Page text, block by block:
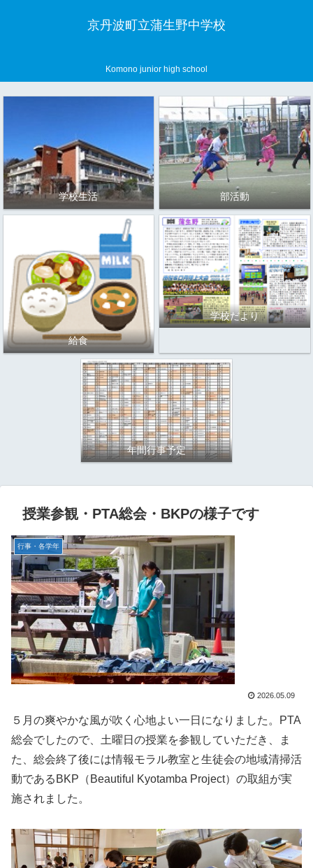
京丹波町立蒲生野中学校
Komono junior high school
学校生活 部活動
給食
学校だより
年間行事予定
授業参観・PTA総会・BKPの様子です
行事・各学年
2026.05.09
５月の爽やかな風が吹く心地よい一日になりました。PTA
総会でしたので、土曜日の授業を参観していただき、ま
た、総会終了後には情報モラル教室と生徒会の地域清掃活
動であるBKP（Beautiful Kyotamba Project）の取組が実
施されました。